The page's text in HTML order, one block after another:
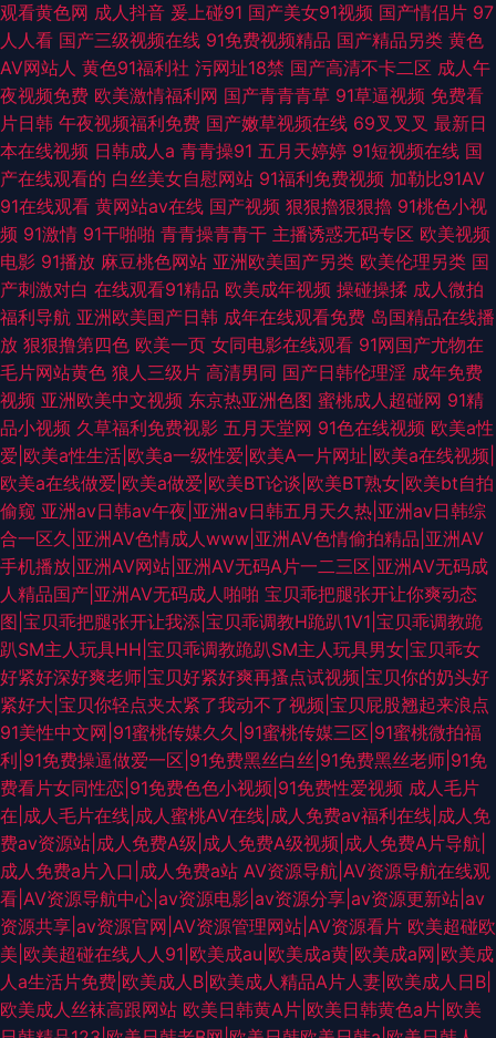
观看黄色网 成人抖音 爰上碰91 国产美女91视频 国产情侣片 97
人人看 国产三级视频在线 91免费视频精品 国产精品另类 黄色
AV网站人 黄色91福利社 污网址18禁 国产高清不卡二区 成人午
夜视频免费 欧美激情福利网 国产青青青草 91草逼视频 免费看
片日韩 午夜视频福利免费 国产嫩草视频在线 69叉叉叉 最新日
本在线视频 日韩成人a 青青操91 五月天婷婷 91短视频在线 国
产在线观看的 白丝美女自慰网站 91福利免费视频 加勒比91AV
91在线观看 黄网站av在线 国产视频 狠狠擼狠狠擼 91桃色小视
频 91激情 91干啪啪 青青操青青干 主播诱惑无码专区 欧美视频
电影 91播放 麻豆桃色网站 亚洲欧美国产另类 欧美伦理另类 国
产刺激对白 在线观看91精品 欧美成年视频 操碰操揉 成人微拍
福利导航 亚洲欧美国产日韩 成年在线观看免费 岛国精品在线播
放 狠狠撸第四色 欧美一页 女同电影在线观看 91网国产尤物在
毛片网站黄色 狼人三级片 高清男同 国产日韩伦理淫 成年免费
视频 亚洲欧美中文视频 东京热亚洲色图 蜜桃成人超碰网 91精
品小视频 久草福利免费视影 五月天堂网 91色在线视频 欧美a性
爱|欧美a性生活|欧美a一级性爱|欧美A一片网址|欧美a在线视频|
欧美a在线做爱|欧美a做爱|欧美BT论谈|欧美BT熟女|欧美bt自拍
偷窥 亚洲av日韩av午夜|亚洲av日韩五月天久热|亚洲av日韩综
合一区久|亚洲AV色情成人www|亚洲AV色情偷拍精品|亚洲AV
手机播放|亚洲AV网站|亚洲AV无码A片一二三区|亚洲AV无码成
人精品国产|亚洲AV无码成人啪啪 宝贝乖把腿张开让你爽动态
图|宝贝乖把腿张开让我添|宝贝乖调教H跪趴1V1|宝贝乖调教跪
趴SM主人玩具HH|宝贝乖调教跪趴SM主人玩具男女|宝贝乖女
好紧好深好爽老师|宝贝好紧好爽再搔点试视频|宝贝你的奶头好
紧好大|宝贝你轻点夹太紧了我动不了视频|宝贝屁股翘起来浪点
91美性中文网|91蜜桃传媒久久|91蜜桃传媒三区|91蜜桃微拍福
利|91免费操逼做爱一区|91免费黑丝白丝|91免费黑丝老师|91免
费看片女同性恋|91免费色色小视频|91免费性爱视频 成人毛片
在|成人毛片在线|成人蜜桃AV在线|成人免费av福利在线|成人免
费av资源站|成人免费A级|成人免费A级视频|成人免费A片导航|
成人免费a片入口|成人免费a站 AV资源导航|AV资源导航在线观
看|AV资源导航中心|av资源电影|av资源分享|av资源更新站|av
资源共享|av资源官网|AV资源管理网站|AV资源看片 欧美超碰欧
美|欧美超碰在线人人91|欧美成au|欧美成a黄|欧美成a网|欧美成
人a生活片免费|欧美成人B|欧美成人精品A片人妻|欧美成人日B|
欧美成人丝袜高跟网站 欧美日韩黄A片|欧美日韩黄色a片|欧美